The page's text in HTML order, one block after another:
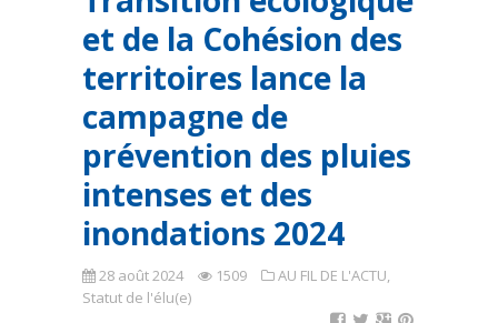
et de la Cohésion des
territoires lance la
campagne de
prévention des pluies
intenses et des
inondations 2024
28 août 2024 1509 AU FIL DE L'ACTU,
Statut de l'élu(e)